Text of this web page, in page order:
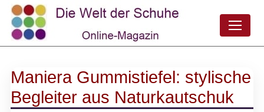
Maniera Gummistiefel: stylische
Begleiter aus Naturkautschuk